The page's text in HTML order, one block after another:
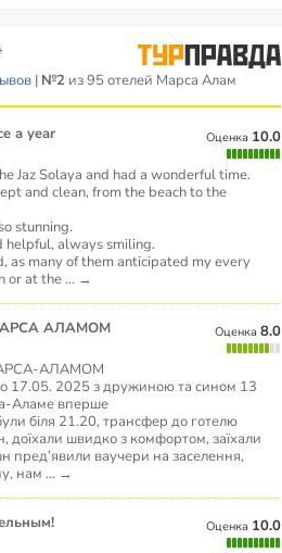
| №2 из 95 отелей Марса Алам
a year Оценка
10.0
Jaz Solaya and had a wonderful time.
and clean, from the beach to the
stunning.
helpful, always smiling.
as many of them anticipated my every
or at the... →
АЛАМОМ Оценка
8.0
АЛАМОМ
17.05. 2025 з дружиною та сином 13
Аламе вперше
біля 21.20, трансфер до готелю
доїхали швидко з комфортом, заїхали
пред’явили ваучери на заселення,
нам ... →
Оценка
10.0